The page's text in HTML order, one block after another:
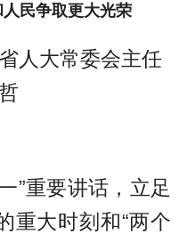
民争取更大光荣
人大常委会主任
”重要讲话，立足
重大时刻和“两个